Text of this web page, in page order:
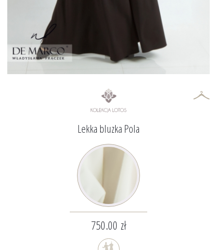
Lekka bluzka Pola
750.00 zł